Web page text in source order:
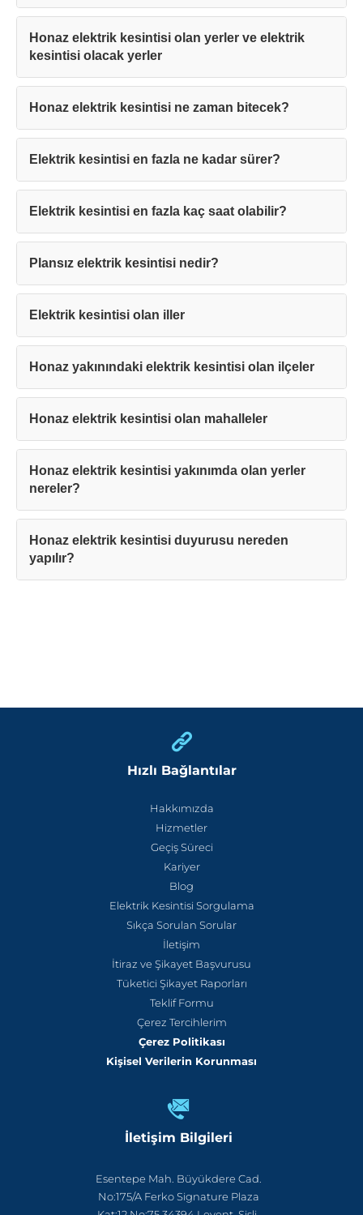
Honaz elektrik kesintisi olan yerler ve elektrik
kesintisi olacak yerler
Honaz elektrik kesintisi ne zaman bitecek?
Elektrik kesintisi en fazla ne kadar sürer?
Elektrik kesintisi en fazla kaç saat olabilir?
Plansız elektrik kesintisi nedir?
Elektrik kesintisi olan iller
Honaz yakınındaki elektrik kesintisi olan ilçeler
Honaz elektrik kesintisi olan mahalleler
Honaz elektrik kesintisi yakınımda olan yerler
nereler?
Honaz elektrik kesintisi duyurusu nereden
yapılır?
Hızlı Bağlantılar
Hakkımızda
Hizmetler
Geçiş Süreci
Kariyer
Blog
Elektrik Kesintisi Sorgulama
Sıkça Sorulan Sorular
İletişim
İtiraz ve Şikayet Başvurusu
Tüketici Şikayet Raporları
Teklif Formu
Çerez Tercihlerim
Çerez Politikası
Kişisel Verilerin Korunması
İletişim Bilgileri
Esentepe Mah. Büyükdere Cad.
No:175/A Ferko Signature Plaza
Teşekkürler!
Mesajınız başarıyla ulaştırıldı. En kısa